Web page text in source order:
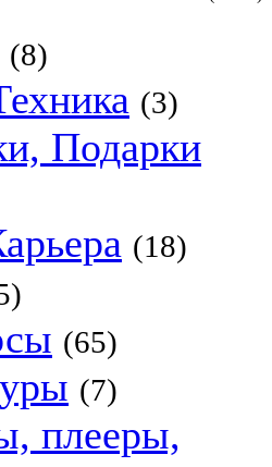
(8)
(3)
Подарки
(18)
(65)
(7)
плееры,